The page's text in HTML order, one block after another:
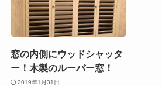
窓の内側にウッドシャッタ
ー！木製のルーバー窓！
2019年1月31日